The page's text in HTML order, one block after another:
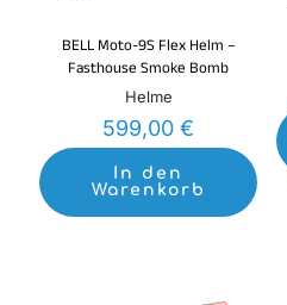
BELL Moto-9S Flex Helm –
Fasthouse Smoke Bomb
Helme
599,00€
In den
Warenkorb